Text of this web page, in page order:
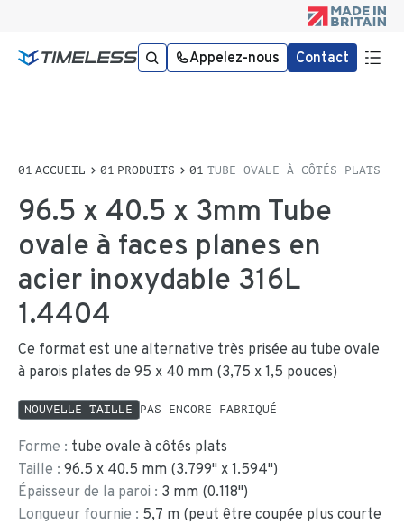
Appelez-nous Contact
ACCUEIL PRODUITS TUBE OVALE À CÔTÉS PLATS
96.5 x 40.5 x 3mm Tube
ovale à faces planes en
acier inoxydable 316L
1.4404
Ce format est une alternative très prisée au tube ovale
à parois plates de 95 x 40 mm (3,75 x 1,5 pouces)
NOUVELLE TAILLE PAS ENCORE FABRIQUÉ
Forme : tube ovale à côtés plats
Taille : 96.5 x 40.5 mm (3.799" x1.594")
Épaisseur de la paroi : 3 mm (0.118")
Longueur fournie : 5,7 m (peut être coupée plus courte